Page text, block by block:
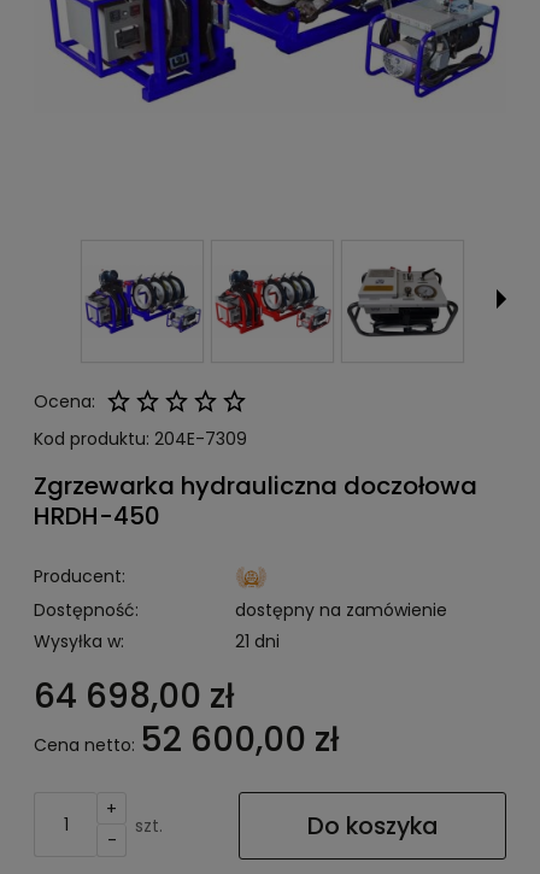
Ocena:
Kod produktu: 204E-7309
Zgrzewarka hydrauliczna doczołowa
HRDH-450
Producent:
Dostępność:
dostępny na zamówienie
Wysyłka w:
21 dni
64 698,00 zł
Cena netto: 52 600,00 zł
+
-
szt. Do koszyka